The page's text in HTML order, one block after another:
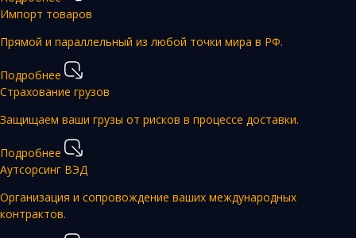
Импорт товаров
Прямой и параллельный из любой точки мира в РФ.
Подробнее
Страхование грузов
Защищаем ваши грузы от рисков в процессе доставки.
Подробнее
Аутсорсинг ВЭД
Организация и сопровождение ваших международных
контрактов.